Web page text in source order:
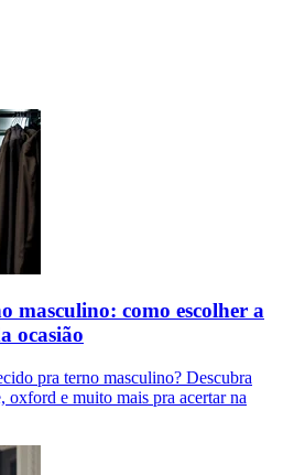
masculino: como escolher a
ocasião
pra terno masculino? Descubra
oxford e muito mais pra acertar na